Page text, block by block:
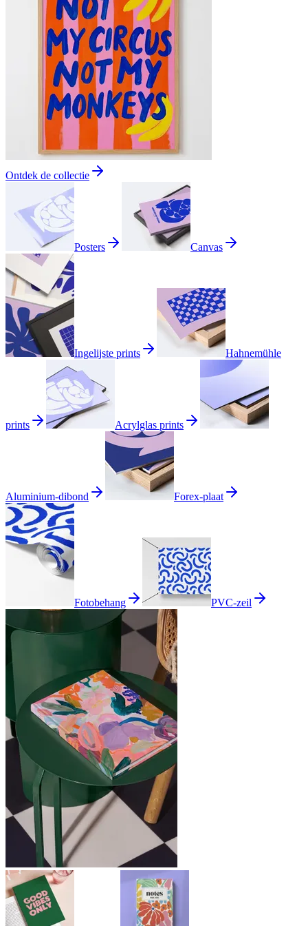
Ontdek de collectie
Posters Canvas
Ingelijste prints Hahnemühle
prints Acrylglas prints
Aluminium-dibond Forex-plaat
Fotobehang PVC-zeil